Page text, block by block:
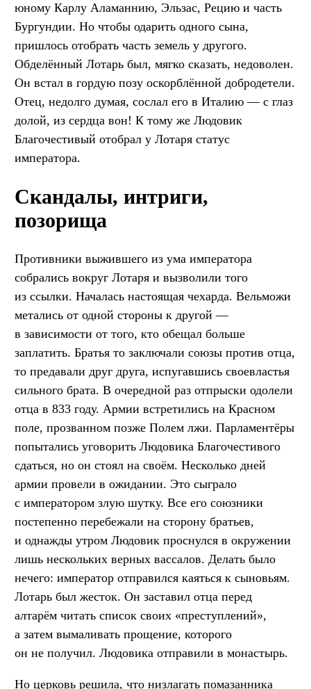
юному Карлу Аламаннию, Эльзас, Рецию и часть
Бургундии. Но чтобы одарить одного сына,
пришлось отобрать часть земель у другого.
Обделённый Лотарь был, мягко сказать, недоволен.
Он встал в гордую позу оскорблённой добродетели.
Отец, недолго думая, сослал его в Италию — с глаз
долой, из сердца вон! К тому же Людовик
Благочестивый отобрал у Лотаря статус
императора.
Скандалы, интриги,
позорища
Противники выжившего из ума императора
собрались вокруг Лотаря и вызволили того
из ссылки. Началась настоящая чехарда. Вельможи
метались от одной стороны к другой —
в зависимости от того, кто обещал больше
заплатить. Братья то заключали союзы против отца,
то предавали друг друга, испугавшись своевластья
сильного брата. В очередной раз отпрыски одолели
отца в 833 году. Армии встретились на Красном
поле, прозванном позже Полем лжи. Парламентёры
попытались уговорить Людовика Благочестивого
сдаться, но он стоял на своём. Несколько дней
армии провели в ожидании. Это сыграло
с императором злую шутку. Все его союзники
постепенно перебежали на сторону братьев,
и однажды утром Людовик проснулся в окружении
лишь нескольких верных вассалов. Делать было
нечего: император отправился каяться к сыновьям.
Лотарь был жесток. Он заставил отца перед
алтарём читать список своих «преступлений»,
а затем вымаливать прощение, которого
он не получил. Людовика отправили в монастырь.
Но церковь решила, что низлагать помазанника